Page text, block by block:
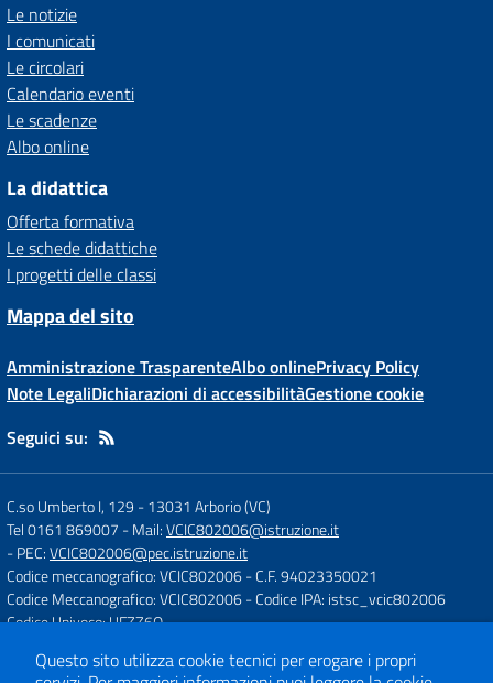
Le notizie
I comunicati
Le circolari
Calendario eventi
Le scadenze
Albo online
La didattica
Offerta formativa
Le schede didattiche
I progetti delle classi
Mappa del sito
Amministrazione TrasparenteAlbo onlinePrivacy Policy
Note LegaliDichiarazioni di accessibilitàGestione cookie
Seguici su:
C.so Umberto I, 129 -13031 Arborio (VC)
Tel 0161 869007 - Mail:VCIC802006@istruzione.it
- PEC:VCIC802006@pec.istruzione.it
Codice meccanografico: VCIC802006- C.F. 94023350021
Codice Meccanografico: VCIC802006- Codice IPA: istsc_vcic802006
Codice Univoco: UFZZ6Q
Questo sito utilizza cookie tecnici per erogare i propri